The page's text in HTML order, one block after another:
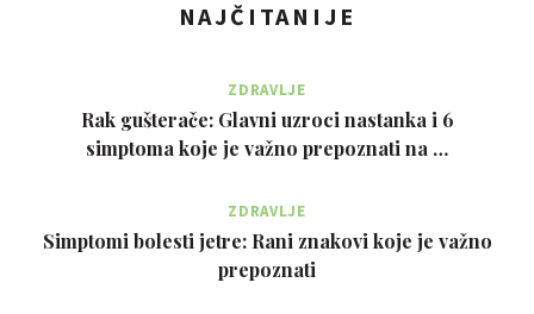
NAJČITANIJE
ZDRAVLJE
Rak gušterače: Glavni uzroci nastanka i 6
simptoma koje je važno prepoznati na …
ZDRAVLJE
Simptomi bolesti jetre: Rani znakovi koje je važno
prepoznati